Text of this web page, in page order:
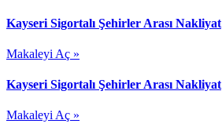
Kayseri Sigortalı Şehirler Arası Nakliyat
Makaleyi Aç »
Kayseri Sigortalı Şehirler Arası Nakliyat
Makaleyi Aç »